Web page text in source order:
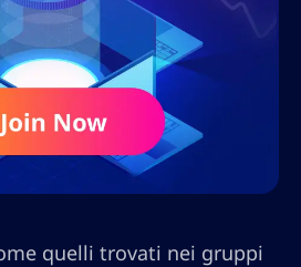
quelli trovati nei gruppi